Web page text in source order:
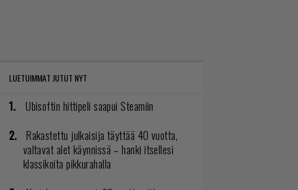
LUETUIMMAT JUTUT NYT
Ubisoftin hittipeli saapui Steamiin
Rakastettu julkaisija täyttää 40 vuotta,
valtavat alet käynnissä – hanki itsellesi
klassikoita pikkurahalla